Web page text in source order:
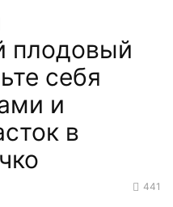
плодовый
себя
и
в
441